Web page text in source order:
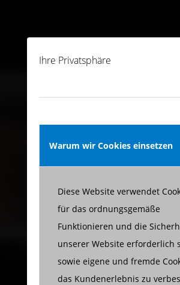
Ihre Privatsphäre
Warum wir Cookies einsetzen
Diese Website verwendet
für das ordnungsgemäße
Funktionieren und die
unserer Website erforderlich
sowie eigene und fremde
das Kundenerlebnis zu